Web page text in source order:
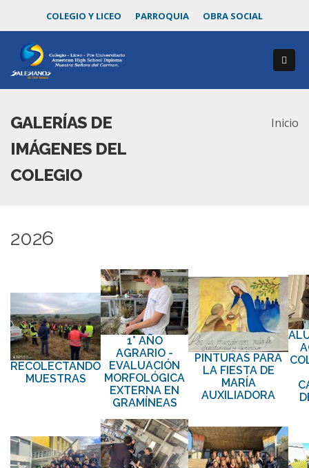
COLEGIO Y LICEO PARROQUIA OBRA SOCIAL
GALERÍAS DE
IMÁGENES DEL
COLEGIO
Inicio
2026
RECOLECTANDO
MUESTRAS
1° AÑO
AGRARIO -
EVALUACIÓN
MORFOLÓGICA
EXTERNA EN
GRAMÍNEAS
PINTURAS PARA
LA FIESTA DE
MARÍA
AUXILIADORA